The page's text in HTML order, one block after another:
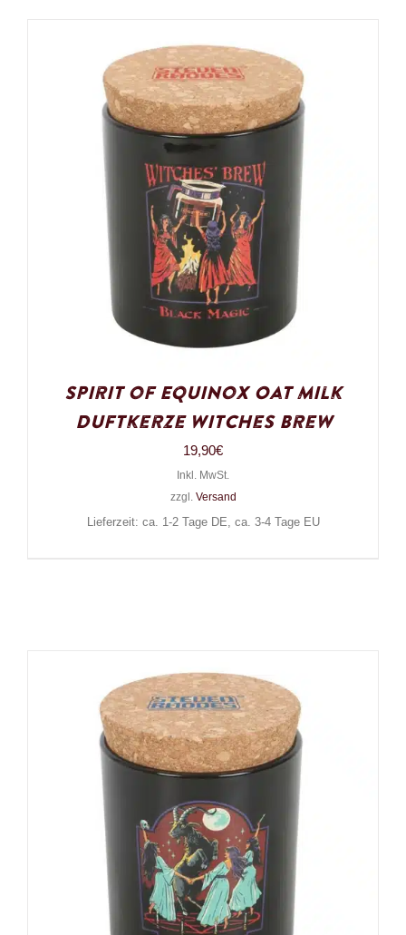
Spirit of Equinox Oat Milk
Duftkerze Witches Brew
19,90€
Inkl. MwSt.
zzgl. Versand
Lieferzeit: ca. 1-2 Tage DE, ca. 3-4 Tage EU